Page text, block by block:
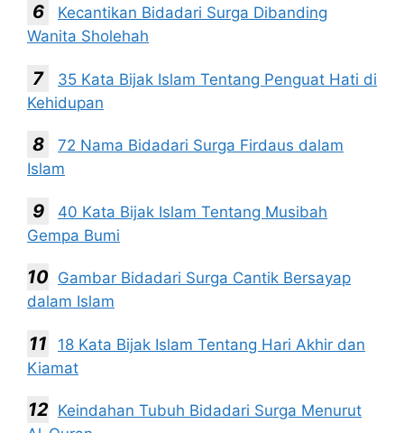
Kecantikan Bidadari Surga Dibanding
Wanita Sholehah
35 Kata Bijak Islam Tentang Penguat Hati di
Kehidupan
72 Nama Bidadari Surga Firdaus dalam
Islam
40 Kata Bijak Islam Tentang Musibah
Gempa Bumi
Gambar Bidadari Surga Cantik Bersayap
dalam Islam
18 Kata Bijak Islam Tentang Hari Akhir dan
Kiamat
Keindahan Tubuh Bidadari Surga Menurut